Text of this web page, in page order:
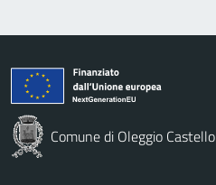
Comune di Oleggio Castello